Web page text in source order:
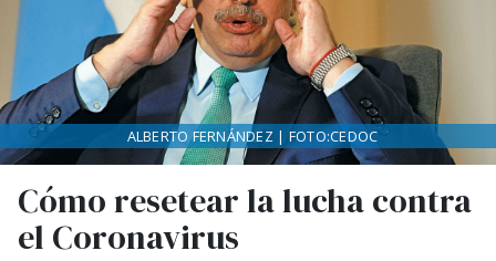
Cómo resetear la lucha contra
el Coronavirus
ALBERTO FERNÁNDEZ | FOTO:CEDOC